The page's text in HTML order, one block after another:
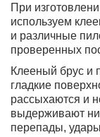
При
используем
и различные
проверенных
Клееный брус и
гладкие
рассыхаются и
выдерживают
перепады,